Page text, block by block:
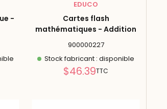
-
EDUCO
Cartes flash
mathématiques - Addition
900000227
Stock fabricant : disponible
Prix
$46.39TTC